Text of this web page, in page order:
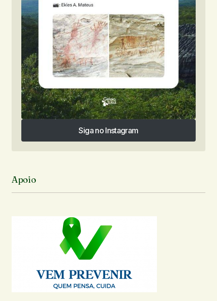
Siga no Instagram
Siga no Instagram
Apoio